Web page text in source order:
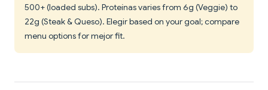
500+ (loaded subs). Proteínas varies from 6g (Veggie) to
22g (Steak & Queso). Elegir based on your goal; compare
menu options for mejor fit.